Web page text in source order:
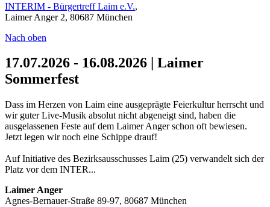
INTERIM - Bürgertreff Laim e.V.,
Laimer Anger 2, 80687 München
Nach oben
17.07.2026 - 16.08.2026 | Laimer
Sommerfest
Dass im Herzen von Laim eine ausgeprägte Feierkultur herrscht und
wir guter Live-Musik absolut nicht abgeneigt sind, haben die
ausgelassenen Feste auf dem Laimer Anger schon oft bewiesen.
Jetzt legen wir noch eine Schippe drauf!
Auf Initiative des Bezirksausschusses Laim (25) verwandelt sich der
Platz vor dem INTER...
Laimer Anger
Agnes-Bernauer-Straße 89-97, 80687 München